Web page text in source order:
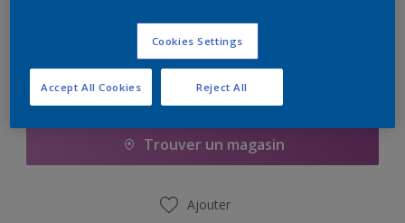
Ajouter à la liste d’achats
Trouver un magasin
Ajouter
Cookies Settings
Reject All
Accept All Cookies